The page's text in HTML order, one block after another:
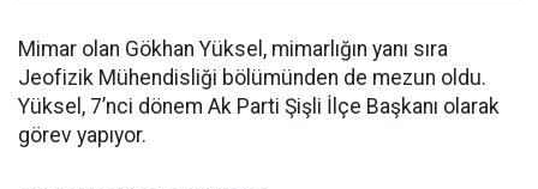
Mimar olan Gökhan Yüksel, mimarlığın yanı sıra
Jeofizik Mühendisliği bölümünden de mezun oldu.
Yüksel, 7’nci dönem Ak Parti Şişli İlçe Başkanı olarak
görev yapıyor.